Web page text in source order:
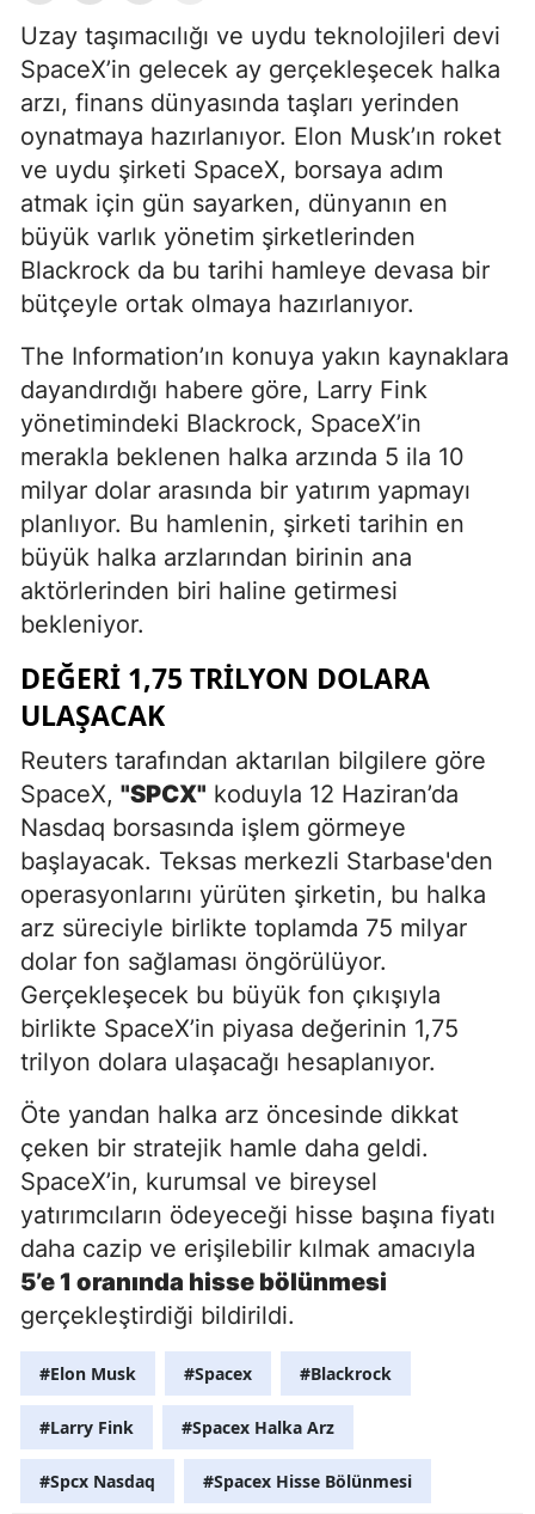
Uzay taşımacılığı ve uydu teknolojileri devi
SpaceX’in gelecek ay gerçekleşecek halka
arzı, finans dünyasında taşları yerinden
oynatmaya hazırlanıyor. Elon Musk’ın roket
ve uydu şirketi SpaceX, borsaya adım
atmak için gün sayarken, dünyanın en
büyük varlık yönetim şirketlerinden
Blackrock da bu tarihi hamleye devasa bir
bütçeyle ortak olmaya hazırlanıyor.
The Information’ın konuya yakın kaynaklara
dayandırdığı habere göre, Larry Fink
yönetimindeki Blackrock, SpaceX’in
merakla beklenen halka arzında 5 ila 10
milyar dolar arasında bir yatırım yapmayı
planlıyor. Bu hamlenin, şirketi tarihin en
büyük halka arzlarından birinin ana
aktörlerinden biri haline getirmesi
bekleniyor.
DEĞERI 1,75 TRILYON DOLARA
ULAŞACAK
Reuters tarafından aktarılan bilgilere göre
SpaceX, "SPCX" koduyla 12 Haziran’da
Nasdaq borsasında işlem görmeye
başlayacak. Teksas merkezli Starbase'den
operasyonlarını yürüten şirketin, bu halka
arz süreciyle birlikte toplamda 75 milyar
dolar fon sağlaması öngörülüyor.
Gerçekleşecek bu büyük fon çıkışıyla
birlikte SpaceX’in piyasa değerinin 1,75
trilyon dolara ulaşacağı hesaplanıyor.
Öte yandan halka arz öncesinde dikkat
çeken bir stratejik hamle daha geldi.
SpaceX’in, kurumsal ve bireysel
yatırımcıların ödeyeceği hisse başına fiyatı
daha cazip ve erişilebilir kılmak amacıyla
5’e 1 oranında hisse bölünmesi
gerçekleştirdiği bildirildi.
#Elon Musk #Spacex #Blackrock
#Larry Fink #Spacex Halka Arz
#Spcx Nasdaq #Spacex Hisse Bölünmesi